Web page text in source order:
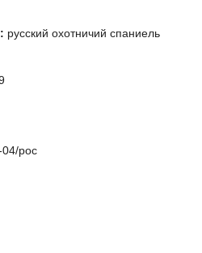
русский охотничий спаниель
рос